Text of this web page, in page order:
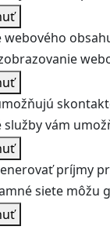
webového
služby vám
príjmy
siete môžu